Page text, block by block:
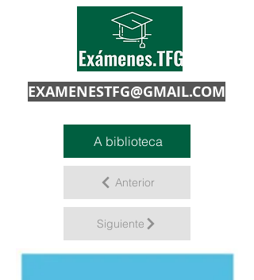
EXAMENESTFG@GMAIL.COM
A biblioteca
Anterior
Siguiente